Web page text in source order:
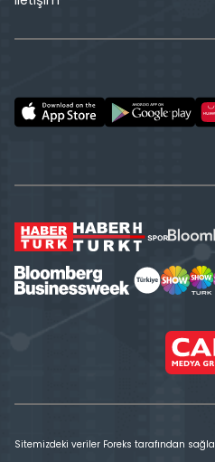
Sitemizdeki veriler Foreks tarafından